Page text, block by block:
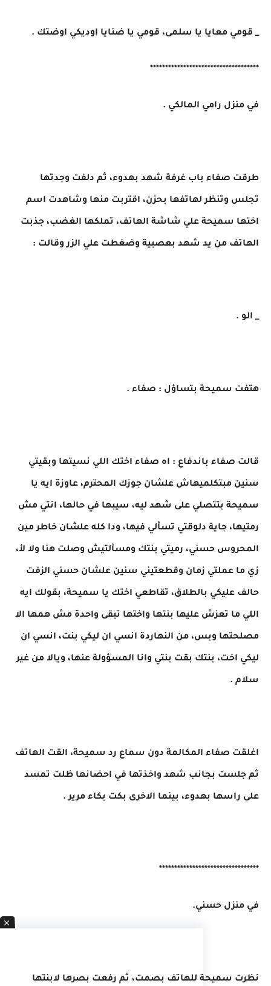
_ قومي معايا يا سلمى، قومي يا ضنايا اوديكي اوضتك .
************************************
في منزل رامي المالكي .
طرقت صفاء باب غرفة شهد بهدوء، ثم دلفت وجدتها
تجلس وتنظر لهاتفها بحزن، اقتربت منها وشاهدت اسم
اختها سميحة علي شاشة الهاتف، تملكها الغضب، جذبت
الهاتف من يد شهد بعصبية وضغطت علي الزر وقالت :
_ الو .
هتفت سميحة بتساؤل : صفاء .
قالت صفاء باندفاع : اه صفاء اختك اللي نسيتها وبقيتي
سنين مبتكلميهاش علشان جوزك المحترم، عاوزة ايه يا
سميحة بتتصلي على شهد ليه، سيبها في حالها، انتي مش
رمتيها، جاية دلوقتي تسألي فيها، ودا كله علشان خاطر مين
المحروس حسني، رميتي بنتك ومسألتيش وصلت هنا ولا لأ،
زي ما عملتي زمان وقطعتيني سنين علشان حسني الزفت
حالف عليكي بالطلاق، تقاطعي اختك يا سميحة، بقولك ايه
اللي ما تعزش عليها بنتها واختها تبقى واحدة مش همها الا
مصلحتها وبس، من النهاردة انسي ان ليكي بنت، انسي ان
ليكي اخت، بنتك بقت بنتي وانا المسؤولة عنها، ويالا من غير
سلام .
اغلقت صفاء المكالمة دون سماع رد سميحة، القت الهاتف
ثم جلست بجانب شهد واخذتها في احضانها ظلت تمسد
على راسها بهدوء، بينما الاخرى بكت بكاء مرير .
*********************************
في منزل حسني.
نظرت سميحة للهاتف بصمت، ثم رفعت بصرها لابنتها